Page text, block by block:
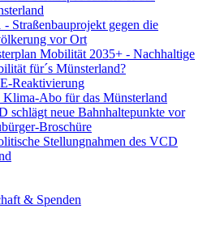
- Straßenbauprojekt gegen die
vor Ort
Mobilität 2035+ - Nachhaltige
für´s Münsterland?
Reaktivierung
Klima-Abo für das Münsterland
schlägt neue Bahnhaltepunkte vor
Broschüre
Stellungnahmen des VCD
& Spenden